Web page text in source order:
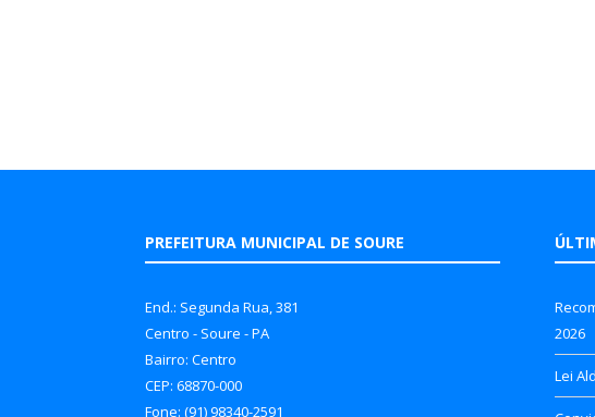
PREFEITURA MUNICIPAL DE SOURE
End.: Segunda Rua, 381
Centro - Soure - PA
Bairro: Centro
CEP: 68870-000
Fone: (91) 98340-2591
2026
Lei